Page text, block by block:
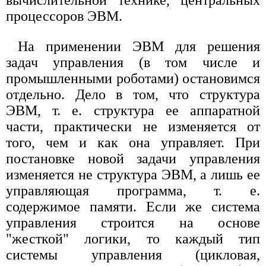
процессоров ЭВМ.
На применении ЭВМ для решения
задач управления (в том числе и
промышленными роботами) остановимся
отдельно. Дело в том, что структура
ЭВМ, т. е. структура ее аппаратной
части, практически не изменяется от
того, чем и как она управляет. При
постановке новой задачи управления
изменяется не структура ЭВМ, а лишь ее
управляющая программа, т. е.
содержимое памяти. Если же система
управления строится на основе
"жесткой" логики, то каждый тип
системы управления (цикловая,